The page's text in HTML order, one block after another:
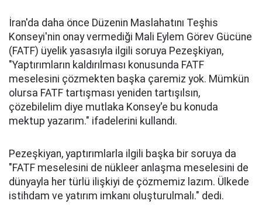
İran'da daha önce Düzenin Maslahatını Teşhis
Konseyi'nin onay vermediği Mali Eylem Görev Gücüne
(FATF) üyelik yasasıyla ilgili soruya Pezeşkiyan,
"Yaptırımların kaldırılması konusunda FATF
meselesini çözmekten başka çaremiz yok. Mümkün
olursa FATF tartışması yeniden tartışılsın,
çözebilelim diye mutlaka Konsey'e bu konuda
mektup yazarım." ifadelerini kullandı.
Pezeşkiyan, yaptırımlarla ilgili başka bir soruya da
"FATF meselesini de nükleer anlaşma meselesini de
dünyayla her türlü ilişkiyi de çözmemiz lazım. Ülkede
istihdam ve yatırım imkanı oluşturulmalı." dedi.